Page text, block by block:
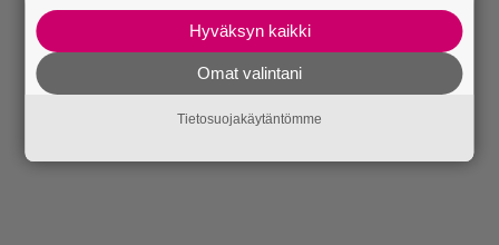
Hyväksyn kaikki
Omat valintani
Tietosuojakäytäntömme